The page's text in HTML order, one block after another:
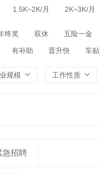
1.5K~2K/月 2K~3K/月
终奖 双休 五险一金
有补助 晋升快 车贴
规模 工作性质
急招聘